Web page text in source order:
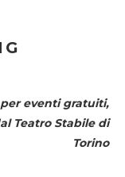
eventi gratuiti,
Teatro Stabile di
Torino